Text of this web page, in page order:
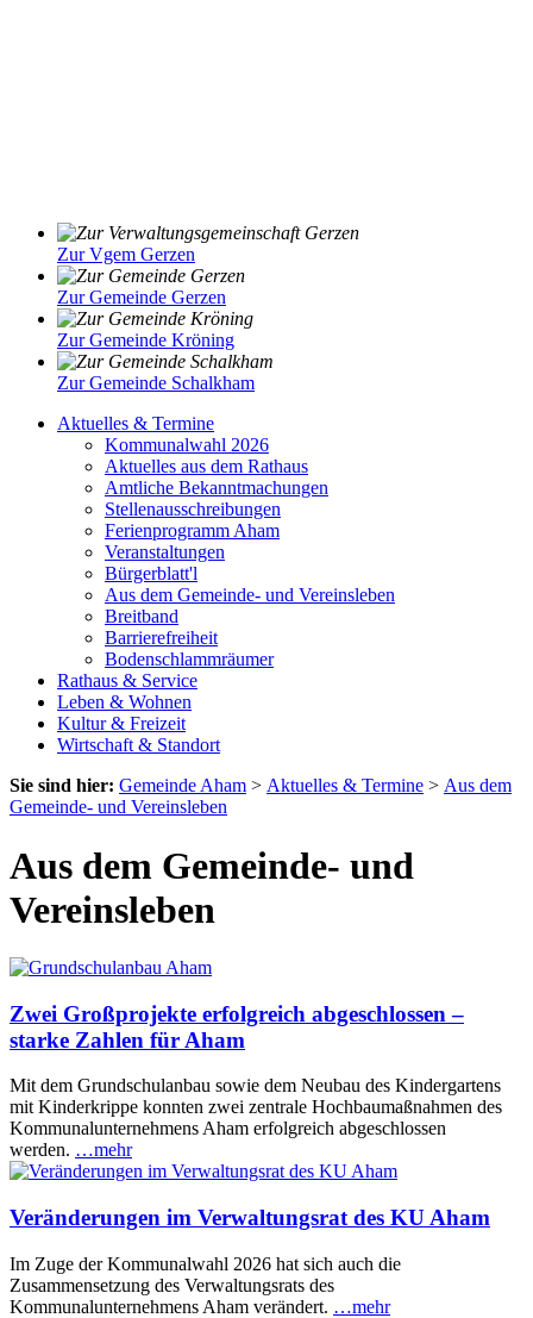
Zur Vgem Gerzen
Zur Gemeinde Gerzen
Zur Gemeinde Kröning
Zur Gemeinde Schalkham
Aktuelles & Termine
Kommunalwahl 2026
Aktuelles aus dem Rathaus
Amtliche Bekanntmachungen
Stellenausschreibungen
Ferienprogramm Aham
Veranstaltungen
Bürgerblatt'l
Aus dem Gemeinde- und Vereinsleben
Breitband
Barrierefreiheit
Bodenschlammräumer
Rathaus & Service
Leben & Wohnen
Kultur & Freizeit
Wirtschaft & Standort
Sie sind hier: Gemeinde Aham > Aktuelles & Termine > Aus dem
Gemeinde- und Vereinsleben
Aus dem Gemeinde- und
Vereinsleben
Zwei Großprojekte erfolgreich abgeschlossen –
starke Zahlen für Aham
Mit dem Grundschulanbau sowie dem Neubau des Kindergartens
mit Kinderkrippe konnten zwei zentrale Hochbaumaßnahmen des
Kommunalunternehmens Aham erfolgreich abgeschlossen
werden. …mehr
Veränderungen im Verwaltungsrat des KU Aham
Im Zuge der Kommunalwahl 2026 hat sich auch die
Zusammensetzung des Verwaltungsrats des
Kommunalunternehmens Aham verändert. …mehr